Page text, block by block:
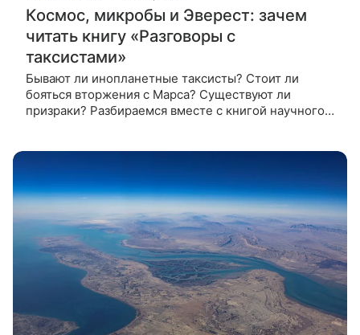
Космос, микробы и Эверест: зачем
читать книгу «Разговоры с
таксистами»
Бывают ли инопланетные таксисты? Стоит ли
бояться вторжения с Марса? Существуют ли
призраки? Разбираемся вместе с книгой научного